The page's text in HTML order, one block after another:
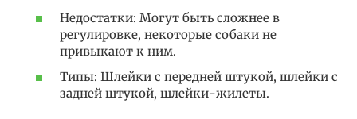
Недостатки: Могут быть сложнее в
регулировке, некоторые собаки не
привыкают к ним.
Типы: Шлейки с передней штукой, шлейки с
задней штукой, шлейки-жилеты.